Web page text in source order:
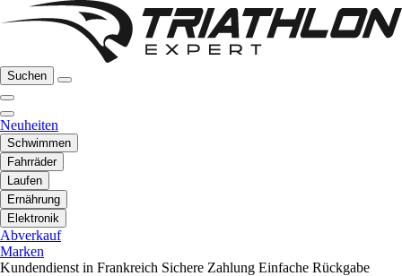
Suchen
Neuheiten
Schwimmen
Fahrräder
Laufen
Ernährung
Elektronik
Abverkauf
Marken
Kundendienst in Frankreich Sichere Zahlung Einfache Rückgabe